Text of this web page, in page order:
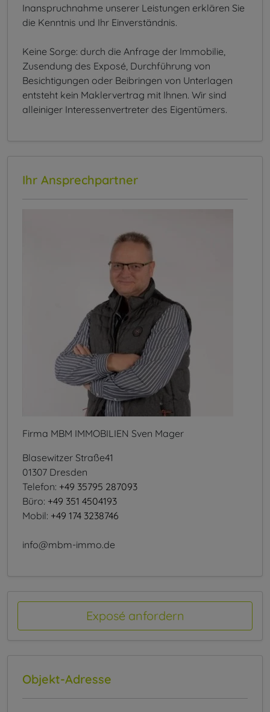
Inanspruchnahme unserer Leistungen erklären Sie
die Kenntnis und Ihr Einverständnis.
Keine Sorge: durch die Anfrage der Immobilie,
Zusendung des Exposé, Durchführung von
Besichtigungen oder Beibringen von Unterlagen
entsteht kein Maklervertrag mit Ihnen. Wir sind
alleiniger Interessenvertreter des Eigentümers.
Ihr Ansprechpartner
Firma MBM IMMOBILIEN Sven Mager
Blasewitzer Straße41
01307 Dresden
Telefon: +49 35795 287093
Büro: +49 351 4504193
Mobil: +49 174 3238746
info@mbm-immo.de
Exposé anfordern
Objekt-Adresse